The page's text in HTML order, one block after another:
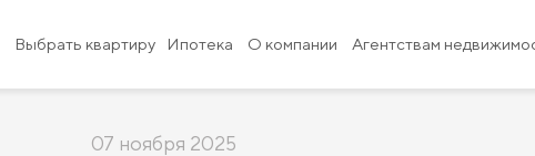
Выбрать квартиру Ипотека О компании Агентствам
07 ноября 2025